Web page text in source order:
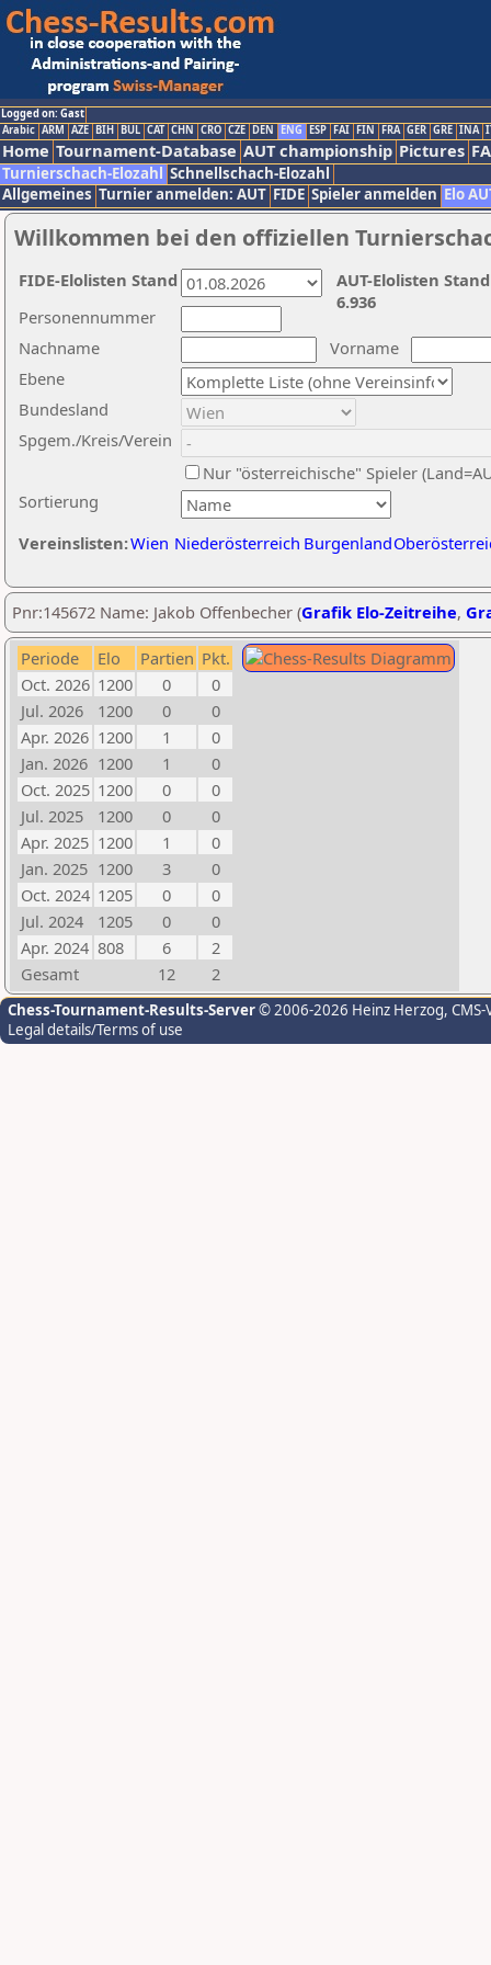
Logged on: Gast
Arabic ARM AZE BIH BUL CAT CHN CRO CZE DEN ENG ESP FAI FIN FRA GER GRE INA
Home Tournament-Database AUT championship Pictures
Turnierschach-Elozahl Schnellschach-Elozahl
Allgemeines Turnier anmelden: AUT FIDE Spieler anmelden Elo
Willkommen bei den offiziellen
Nachname
Vorname
Ebene
Sortierung
Personennummer
Bundesland
Spgem./Kreis/Verein
Nur "österreichische" Spieler
Vereinslisten:Wien Niederösterreich Burgenland
AUT-Elolisten
6.936
FIDE-Elolisten Stand
Pnr:145672 Name: Jakob Offenbecher (Grafik Elo-Zeitreihe,
Periode Elo Partien Pkt.
Oct. 2026 1200 0
0
Jul. 2026
1200 0
0
Apr. 2026 1200 1
0
Jan. 2026 1200 1
0
Oct. 2025 1200 0
0
Jul. 2025
1200 0
0
Apr. 2025 1200 1
0
Jan. 2025 1200 3
0
Oct. 2024 1205 0
0
Jul. 2024
1205 0
0
Apr. 2024 808 6
2
Gesamt
12 2
Chess-Tournament-Results-Server© 2006-2026 Heinz Herzog,
Legal details/Terms of use